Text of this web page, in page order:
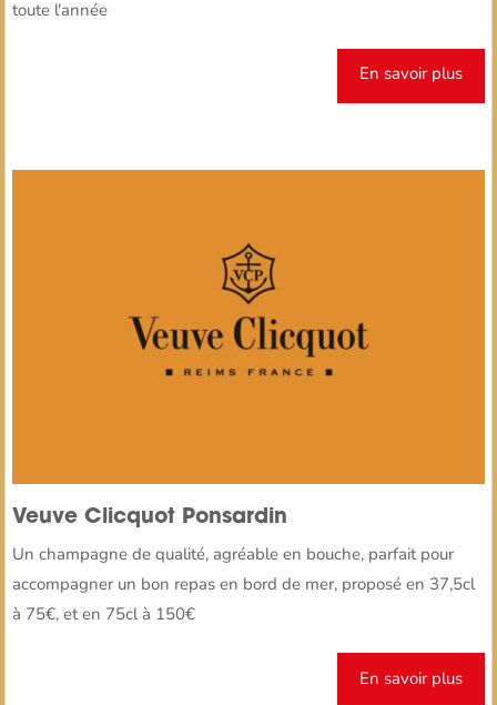
toute l'année
En savoir plus
Veuve Clicquot Ponsardin
Un champagne de qualité, agréable en bouche, parfait pour
accompagner un bon repas en bord de mer, proposé en 37,5cl
à 75€, et en 75cl à 150€
En savoir plus